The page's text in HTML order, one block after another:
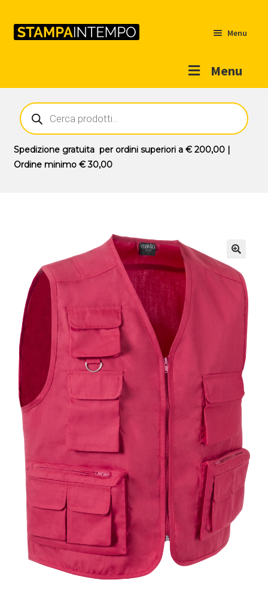
Menu
Menu
Outlet
Prodotti
Novità
Ricerca
prodotti
Spedizione gratuitaper ordini superiori a € 200,00|
Ordine minimo € 30,00
🔍